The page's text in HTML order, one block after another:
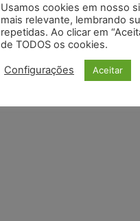
Usamos cookies em nosso
mais relevante, lembrando
repetidas. Ao clicar em
de TODOS os cookies.
Configurações Aceitar